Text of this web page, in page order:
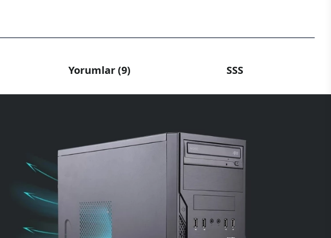
Yorumlar (9) SSS